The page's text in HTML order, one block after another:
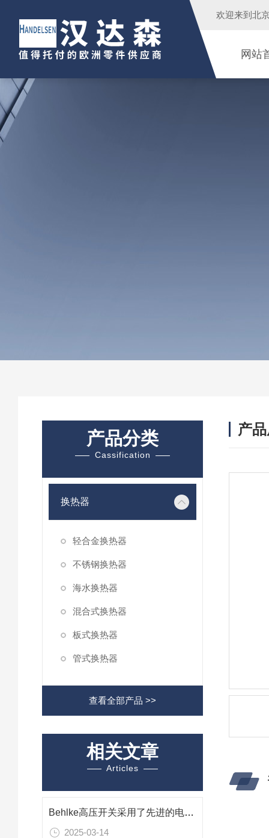
欢迎来到 北
网站
产品分类
Cassification
换热器
轻合金换热器
不锈钢换热器
海水换热器
混合式换热器
板式换热器
管式换热器
查看全部产品 >>
相关文章
Articles
Behlke高压开关采用了先进的电气控制技术
2025-03-14
产